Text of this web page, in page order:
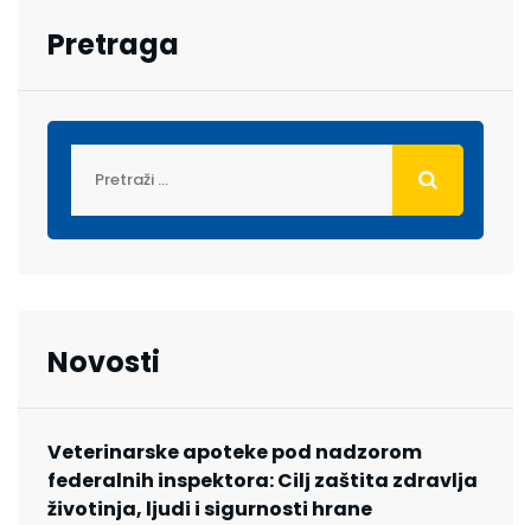
Pretraga
Novosti
Veterinarske apoteke pod nadzorom
federalnih inspektora: Cilj zaštita zdravlja
životinja, ljudi i sigurnosti hrane